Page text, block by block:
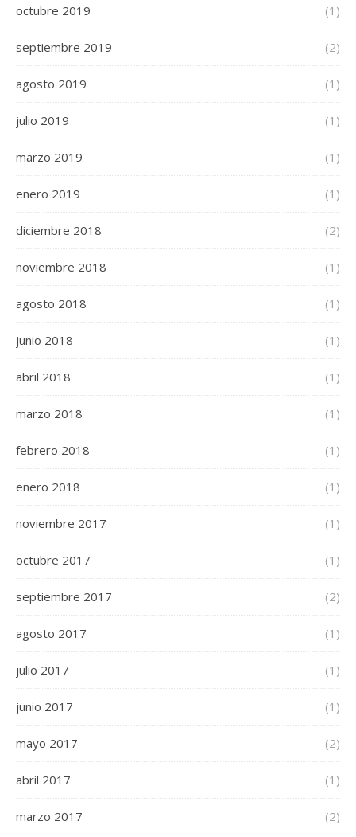
octubre 2019 (1)
septiembre 2019 (2)
agosto 2019 (1)
julio 2019 (1)
marzo 2019 (1)
enero 2019 (1)
diciembre 2018 (2)
noviembre 2018 (1)
agosto 2018 (1)
junio 2018 (1)
abril 2018 (1)
marzo 2018 (1)
febrero 2018 (1)
enero 2018 (1)
noviembre 2017 (1)
octubre 2017 (1)
septiembre 2017 (2)
agosto 2017 (1)
julio 2017 (1)
junio 2017 (1)
mayo 2017 (2)
abril 2017 (1)
marzo 2017 (2)